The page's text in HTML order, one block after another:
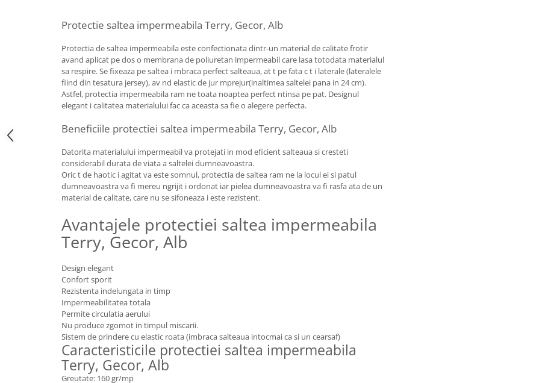
Protectie saltea impermeabila Terry, Gecor, Alb
Protectia de saltea impermeabila este confectionata dintr-un material de calitate frotir
avand aplicat pe dos o membrana de poliuretan impermeabil care lasa totodata materialul
sa respire. Se fixeaza pe saltea i mbraca perfect salteaua, at t pe fata c t i laterale (lateralele
fiind din tesatura jersey), av nd elastic de jur mprejur(inaltimea saltelei pana in 24 cm).
Astfel, protectia impermeabila ram ne toata noaptea perfect ntinsa pe pat. Designul
elegant i calitatea materialului fac ca aceasta sa fie o alegere perfecta.
Beneficiile protectiei saltea impermeabila Terry, Gecor, Alb
Datorita materialului impermeabil va protejati in mod eficient salteaua si cresteti
considerabil durata de viata a saltelei dumneavoastra.
Oric t de haotic i agitat va este somnul, protectia de saltea ram ne la locul ei si patul
dumneavoastra va fi mereu ngrijit i ordonat iar pielea dumneavoastra va fi rasfa ata de un
material de calitate, care nu se sifoneaza i este rezistent.
Avantajele protectiei saltea impermeabila
Terry, Gecor, Alb
Design elegant
Confort sporit
Rezistenta indelungata in timp
Impermeabilitatea totala
Permite circulatia aerului
Nu produce zgomot in timpul miscarii.
Sistem de prindere cu elastic roata (imbraca salteaua intocmai ca si un cearsaf)
Caracteristicile protectiei saltea impermeabila
Terry, Gecor, Alb
Greutate: 160 gr/mp